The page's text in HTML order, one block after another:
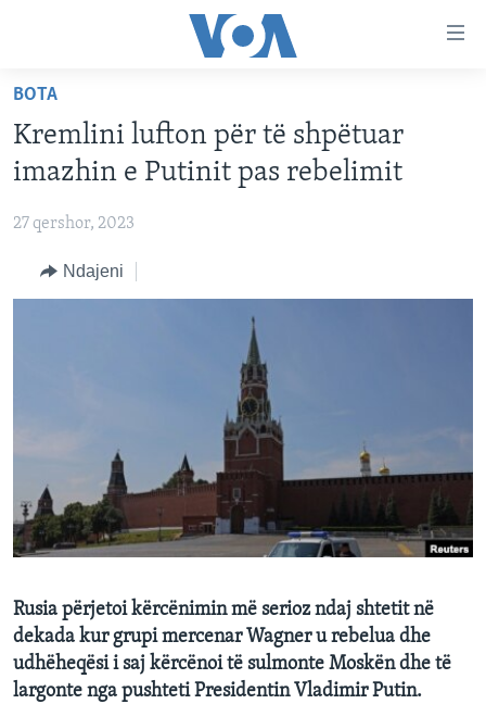
faqen
kryesore
Kalo
tek
faqja
kryesore
tek
FAQJA KRYESORE
KATEGORITË
BALLKANI
EVROPA
SHKENCË DHE TEKNOLOGJI
SHËNDETËSI
INTERVISTA
DITARI
BOTA
Kremlini lufton për të shpëtuar
imazhin e Putinit pas rebelimit
27 qershor, 2023
Ndajeni
Rusia përjetoi kërcënimin më serioz ndaj shtetit në
dekada kur grupi mercenar Wagner u rebelua dhe
udhëheqësi i saj kërcënoi të sulmonte Moskën dhe të
largonte nga pushteti Presidentin Vladimir Putin.